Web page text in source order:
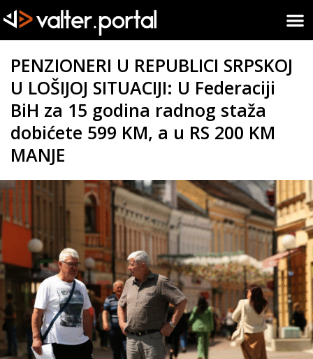
PENZIONERI U REPUBLICI SRPSKOJ
U LOŠIJOJ SITUACIJI: U Federaciji
BiH za 15 godina radnog staža
dobićete 599 KM, a u RS 200 KM
MANJE